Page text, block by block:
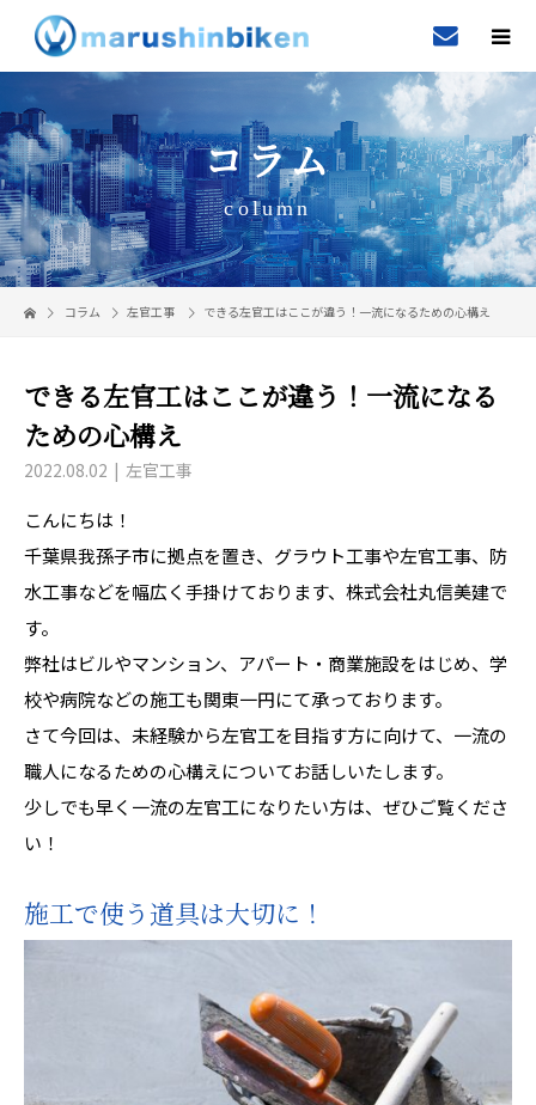
コラム
column
コラム 左官工事 できる左官工はここが違う！一流になるための心構え
できる左官工はここが違う！一流になる
ための心構え
2022.08.02 左官工事
こんにちは！
千葉県我孫子市に拠点を置き、グラウト工事や左官工事、防
水工事などを幅広く手掛けております、株式会社丸信美建で
す。
弊社はビルやマンション、アパート・商業施設をはじめ、学
校や病院などの施工も関東一円にて承っております。
さて今回は、未経験から左官工を目指す方に向けて、一流の
職人になるための心構えについてお話しいたします。
少しでも早く一流の左官工になりたい方は、ぜひご覧くださ
い！
施工で使う道具は大切に！